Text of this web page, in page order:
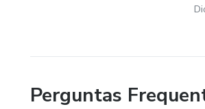
Perguntas